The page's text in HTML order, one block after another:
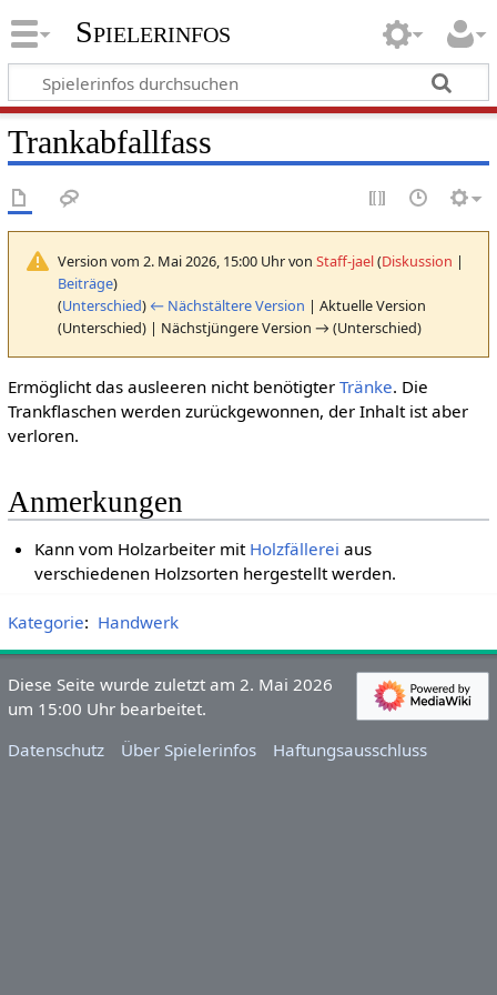
Spielerinfos
Trankabfallfass
Version vom 2. Mai 2026, 15:00 Uhr von Staff-jael(Diskussion |
Beiträge)
(Unterschied) ← Nächstältere Version | Aktuelle Version
(Unterschied) | Nächstjüngere Version → (Unterschied)
Ermöglicht das ausleeren nicht benötigter Tränke. Die
Trankflaschen werden zurückgewonnen, der Inhalt ist aber
verloren.
Anmerkungen
Kann vom Holzarbeiter mit Holzfällerei aus
verschiedenen Holzsorten hergestellt werden.
Kategorie: Handwerk
Diese Seite wurde zuletzt am 2. Mai 2026
um 15:00 Uhr bearbeitet.
Datenschutz
Über Spielerinfos Haftungsausschluss